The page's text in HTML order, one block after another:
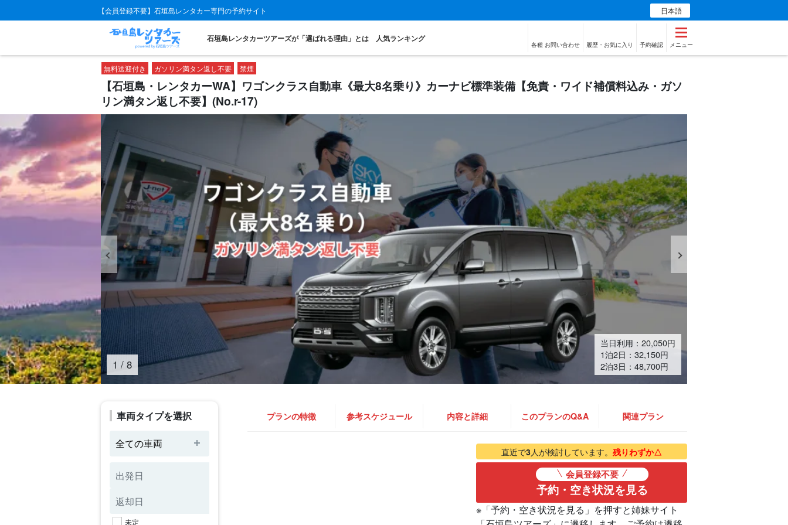
【会員登録不要】石垣島レンタカー専門の予約サイト 日本語
石垣島レンタカーツアーズが「選ばれる理由」とは 人気ランキング
各種 お問い合わせ 履歴・お気に入り 予約確認 メニュー
無料送迎付き ガソリン満タン返し不要 禁煙
【石垣島・レンタカーWA】ワゴンクラス自動車《最大8名乗り》カーナビ標準装備【免責・ワイド補償料込み・ガソ
リン満タン返し不要】(No.r-17)
1 / 8
当日利用： 20,050円
1泊2日：32,150円
2泊3日：48,700円
車両タイプを選択
全ての車両
未定
プランの特徴 参考スケジュール 内容と詳細 このプランのQ&A 関連プラン
直近で3人が検討しています。 残りわずか△
会員登録不要
予約・空き状況を見る
※「予約・空き状況を見る」を押すと姉妹サイト